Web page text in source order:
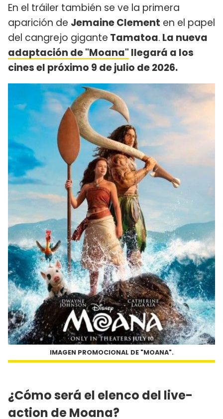
En el tráiler también se ve la primera
aparición de Jemaine Clement en el papel
del cangrejo gigante Tamatoa. La nueva
adaptación de "Moana" llegará a los
cines el próximo 9 de julio de 2026.
IMAGEN PROMOCIONAL DE "MOANA".
¿Cómo será el elenco del live-
action de Moana?